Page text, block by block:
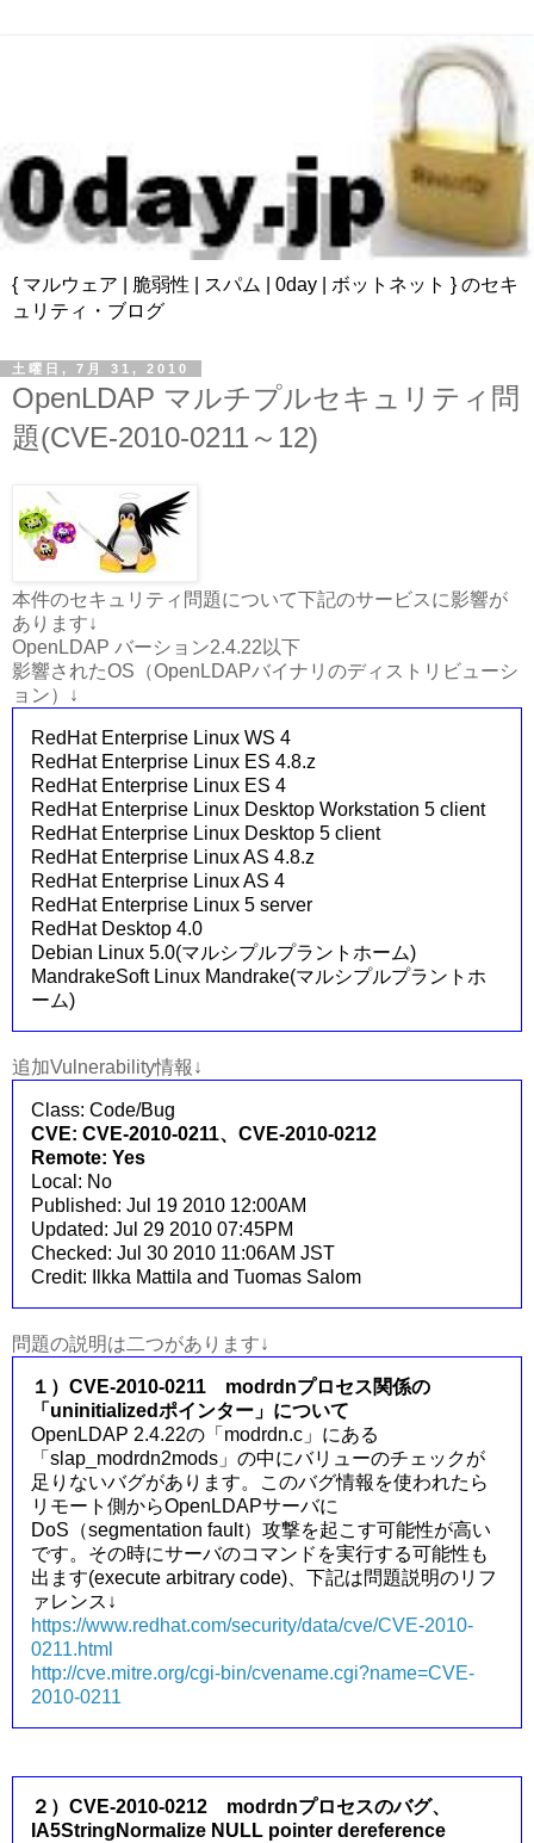
{ マルウェア | 脆弱性 | スパム | 0day | ボットネット } のセキ
ュリティ・ブログ
土曜日, 7月 31, 2010
OpenLDAP マルチプルセキュリティ問
題(CVE-2010-0211～12)
本件のセキュリティ問題について下記のサービスに影響が
あります↓
OpenLDAP バーション2.4.22以下
影響されたOS（OpenLDAPバイナリのディストリビューシ
ョン）↓
RedHat Enterprise Linux WS 4
RedHat Enterprise Linux ES 4.8.z
RedHat Enterprise Linux ES 4
RedHat Enterprise Linux Desktop Workstation 5 client
RedHat Enterprise Linux Desktop 5 client
RedHat Enterprise Linux AS 4.8.z
RedHat Enterprise Linux AS 4
RedHat Enterprise Linux 5 server
RedHat Desktop 4.0
Debian Linux 5.0(マルシプルプラントホーム)
MandrakeSoft Linux Mandrake(マルシプルプラントホ
ーム)
追加Vulnerability情報↓
Class: Code/Bug
CVE: CVE-2010-0211、CVE-2010-0212
Remote: Yes
Local: No
Published: Jul 19 2010 12:00AM
Updated: Jul 29 2010 07:45PM
Checked: Jul 30 2010 11:06AM JST
Credit: Ilkka Mattila and Tuomas Salom
問題の説明は二つがあります↓
１）CVE-2010-0211 modrdnプロセス関係の
「uninitializedポインター」について
OpenLDAP 2.4.22の「modrdn.c」にある
「slap_modrdn2mods」の中にバリューのチェックが
足りないバグがあります。このバグ情報を使われたら
リモート側からOpenLDAPサーバに
DoS（segmentation fault）攻撃を起こす可能性が高い
です。その時にサーバのコマンドを実行する可能性も
出ます(execute arbitrary code)、下記は問題説明のリフ
ァレンス↓
https://www.redhat.com/security/data/cve/CVE-2010-
0211.html
http://cve.mitre.org/cgi-bin/cvename.cgi?name=CVE-
2010-0211
２）CVE-2010-0212 modrdnプロセスのバグ、
IA5StringNormalize NULL pointer dereference